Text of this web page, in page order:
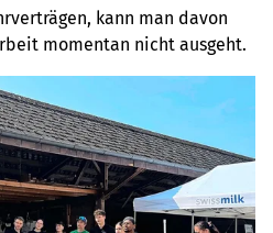
kann man davon
momentan nicht ausgeht.